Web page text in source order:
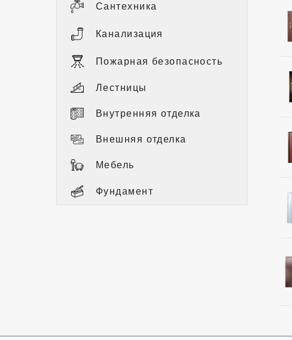
Сантехника
Канализация
Пожарная безопасность
Лестницы
Внутренняя отделка
Внешняя отделка
Мебель
Фундамент